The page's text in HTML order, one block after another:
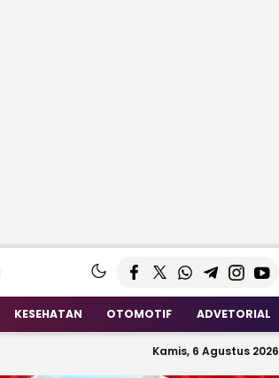
KESEHATAN OTOMOTIF ADVETORIAL
Kamis, 6 Agustus 2026